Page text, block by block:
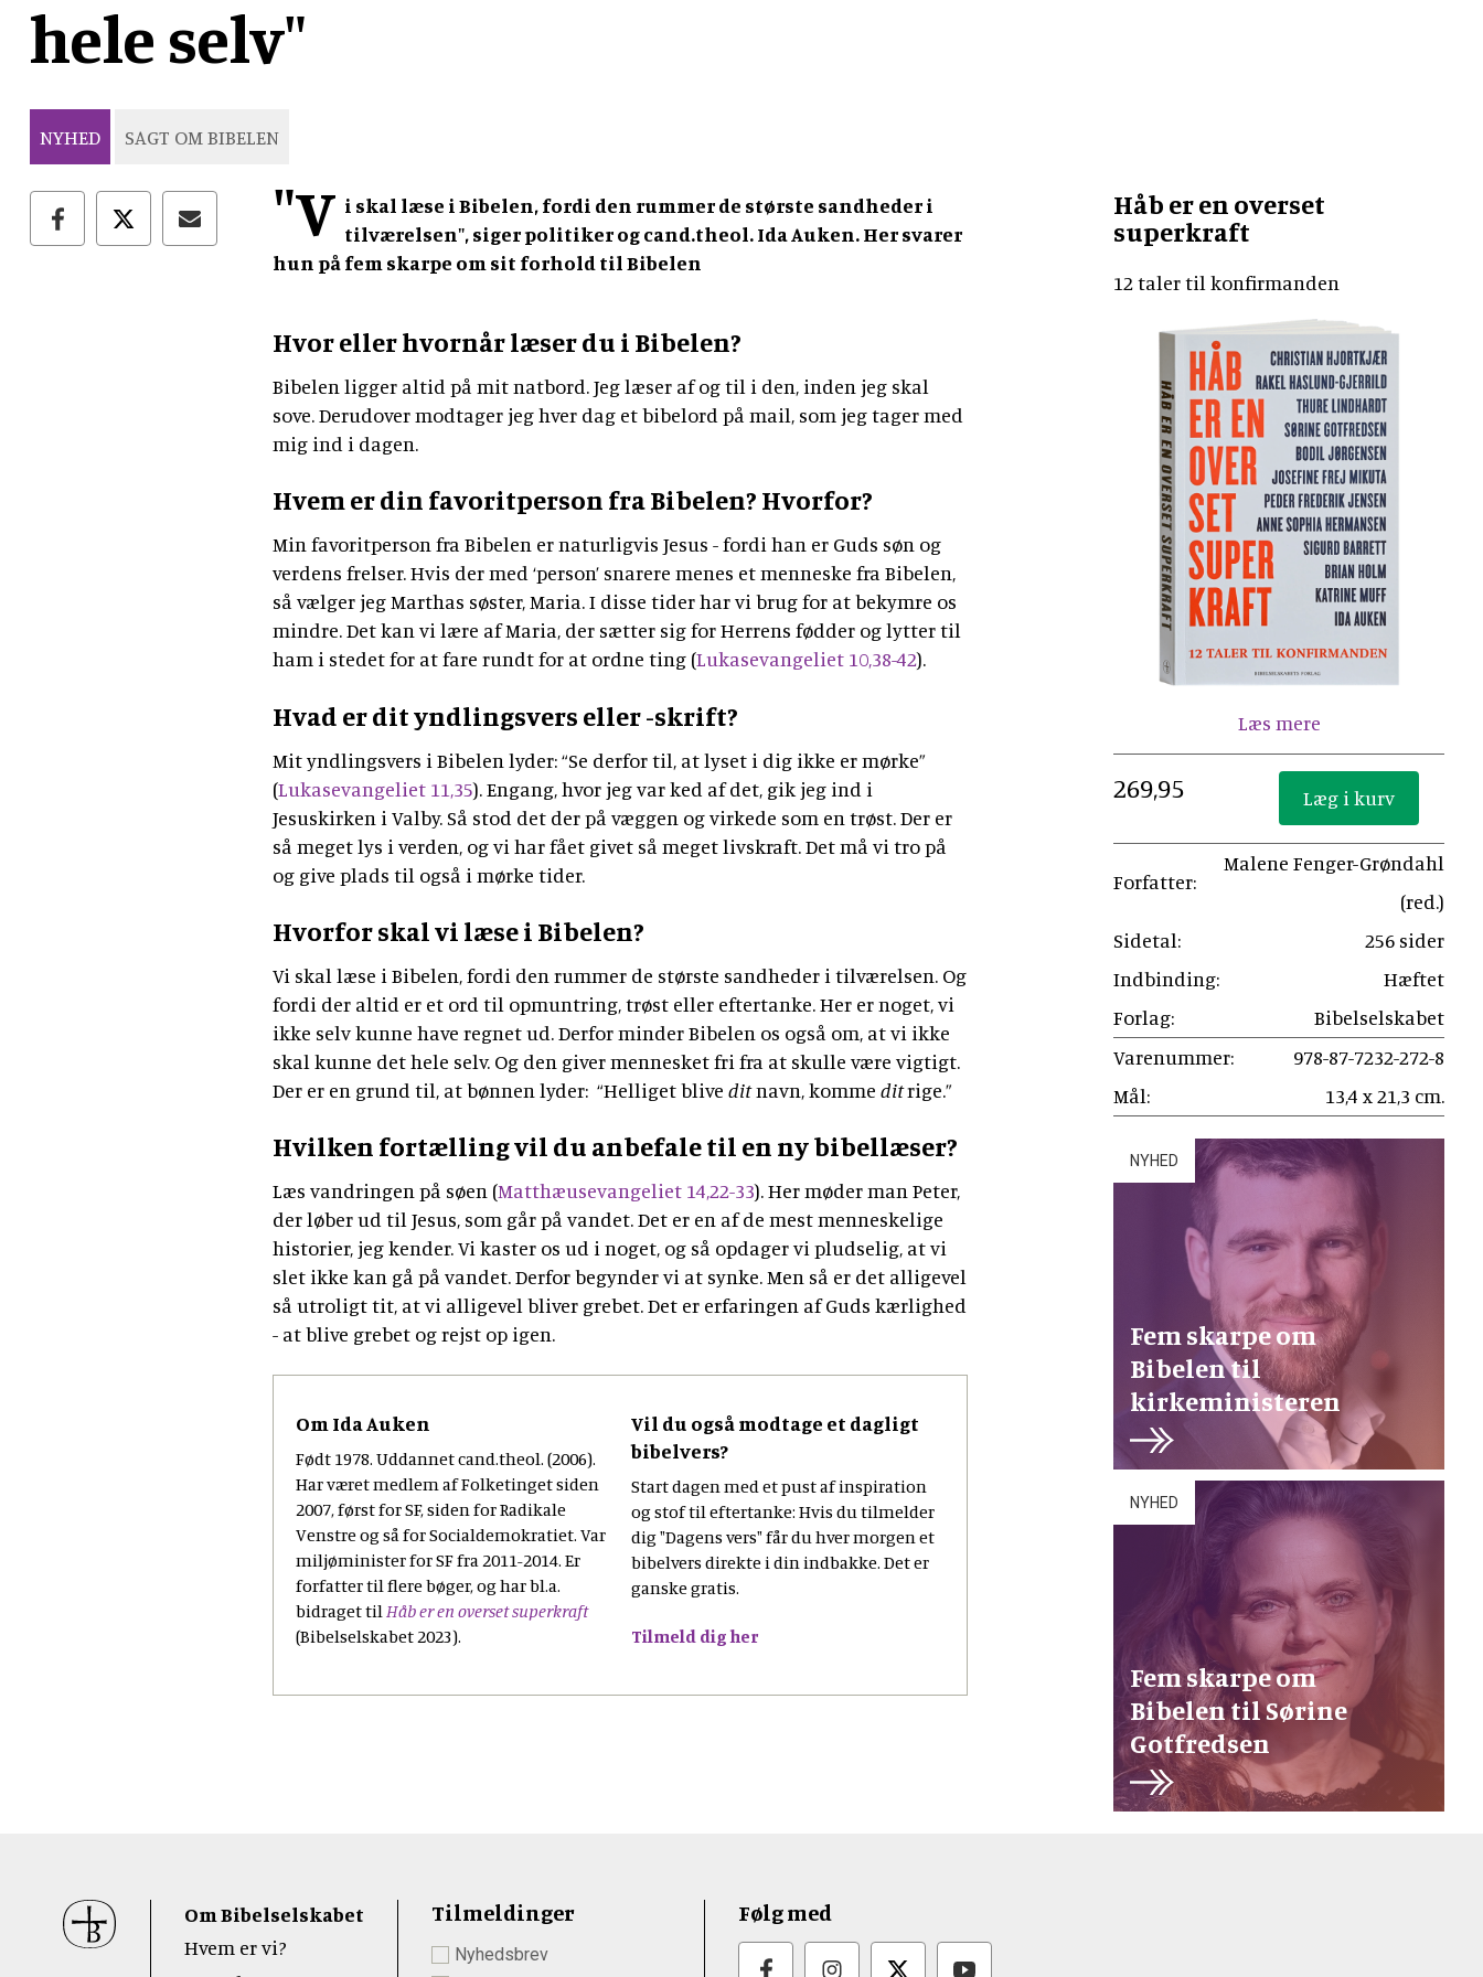
hele selv"
NYHED SAGT OM BIBELEN
"V i skal læse i Bibelen, fordi den rummer de største sandheder i
tilværelsen", siger politiker og cand.theol. Ida Auken. Her svarer
hun på fem skarpe om sit forhold til Bibelen
Hvor eller hvornår læser du i Bibelen?
Bibelen ligger altid på mit natbord. Jeg læser af og til i den, inden jeg skal
sove. Derudover modtager jeg hver dag et bibelord på mail, som jeg tager med
mig ind i dagen.
Hvem er din favoritperson fra Bibelen? Hvorfor?
Min favoritperson fra Bibelen er naturligvis Jesus - fordi han er Guds søn og
verdens frelser. Hvis der med ‘person’ snarere menes et menneske fra Bibelen,
så vælger jeg Marthas søster, Maria. I disse tider har vi brug for at bekymre os
mindre. Det kan vi lære af Maria, der sætter sig for Herrens fødder og lytter til
ham i stedet for at fare rundt for at ordne ting (Lukasevangeliet 10,38-42).
Hvad er dit yndlingsvers eller -skrift?
Mit yndlingsvers i Bibelen lyder: “Se derfor til, at lyset i dig ikke er mørke”
(Lukasevangeliet 11,35). Engang, hvor jeg var ked af det, gik jeg ind i
Jesuskirken i Valby. Så stod det der på væggen og virkede som en trøst. Der er
så meget lys i verden, og vi har fået givet så meget livskraft. Det må vi tro på
og give plads til også i mørke tider.
Hvorfor skal vi læse i Bibelen?
Vi skal læse i Bibelen, fordi den rummer de største sandheder i tilværelsen. Og
fordi der altid er et ord til opmuntring, trøst eller eftertanke. Her er noget, vi
ikke selv kunne have regnet ud. Derfor minder Bibelen os også om, at vi ikke
skal kunne det hele selv. Og den giver mennesket fri fra at skulle være vigtigt.
Der er en grund til, at bønnen lyder: “Helliget blive ditnavn, komme ditrige.”
Hvilken fortælling vil du anbefale til en ny bibellæser?
Læs vandringen på søen (Matthæusevangeliet 14,22-33). Her møder man Peter,
der løber ud til Jesus, som går på vandet. Det er en af de mest menneskelige
historier, jeg kender. Vi kaster os ud i noget, og så opdager vi pludselig, at vi
slet ikke kan gå på vandet. Derfor begynder vi at synke. Men så er det alligevel
så utroligt tit, at vi alligevel bliver grebet. Det er erfaringen af Guds kærlighed
- at blive grebet og rejst op igen.
Om Ida Auken
Født 1978. Uddannet cand.theol. (2006).
Har været medlem af Folketinget siden
2007, først for SF, siden for Radikale
Venstre og så for Socialdemokratiet. Var
miljøminister for SF fra 2011-2014. Er
forfatter til flere bøger, og har bl.a.
bidraget til Håb er en overset superkraft
(Bibelselskabet 2023).
Vil du også modtage et dagligt
bibelvers?
Start dagen med et pust af inspiration
og stof til eftertanke: Hvis du tilmelder
dig "Dagens vers" får du hver morgen et
bibelvers direkte i din indbakke. Det er
ganske gratis.
Tilmeld dig her
Håb er en overset
superkraft
12 taler til konfirmanden
Læs mere
269,95
Forfatter:
Malene Fenger-Grøndahl
(red.)
Sidetal:
256 sider
Indbinding:
Hæftet
Forlag:
Bibelselskabet
Varenummer:
978-87-7232-272-8
Mål:
13,4 x 21,3 cm.
NYHED
Fem skarpe om
Bibelen til
kirkeministeren
NYHED
Fem skarpe om
Bibelen til Sørine
Gotfredsen
Sidefod
Om Bibelselskabet
Hvem er vi?
Tilmeldinger
Nyhedsbrev
Følg med